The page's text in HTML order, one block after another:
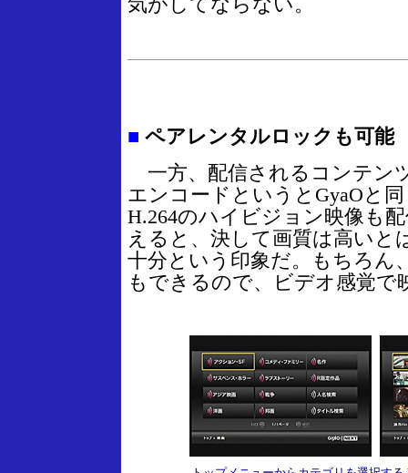
気がしてならない。
■ ペアレンタルロックも可能
一方、配信されるコンテン
エンコードというとGyaOと
H.264のハイビジョン映像も
えると、決して画質は高いと
十分という印象だ。もちろん
もできるので、ビデオ感覚で